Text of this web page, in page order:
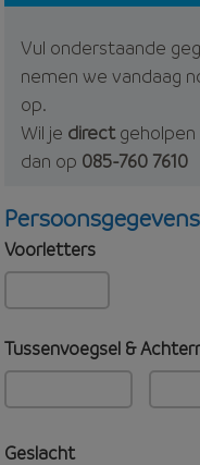
Vul onderstaande
nemen we vandaag
op.
Wil je directgeholpen
dan op 085-760 7610
Persoonsgegevens
Voorletters
Tussenvoegsel &
Geslacht